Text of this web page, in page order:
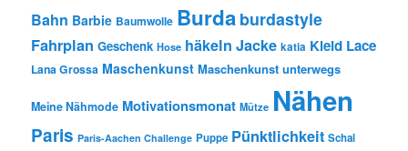
Bahn Barbie Baumwolle Burda burdastyle
Fahrplan Geschenk Hose häkeln Jacke katia Kleid Lace
Lana Grossa Maschenkunst Maschenkunst unterwegs
Meine Nähmode Motivationsmonat Mütze Nähen
Paris Paris-Aachen Challenge Puppe Pünktlichkeit Schal